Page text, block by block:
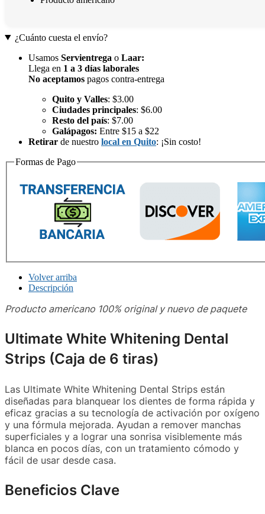
¿Cuánto cuesta el envío?
Usamos Servientrega o Laar:
Llega en 1 a 3 días laborales
No aceptamos pagos contra-entrega
Quito y Valles: $3.00
Ciudades principales: $6.00
Resto del país: $7.00
Galápagos: Entre $15 a $22
Retirar de nuestro local en Quito: ¡Sin costo!
Formas de Pago
Volver arriba
Descripción
Producto americano 100% original y nuevo de paquete
Ultimate White Whitening Dental
Strips (Caja de 6 tiras)
Las Ultimate White Whitening Dental Strips están
diseñadas para blanquear los dientes de forma rápida y
eficaz gracias a su tecnología de activación por oxígeno
y una fórmula mejorada. Ayudan a remover manchas
superficiales y a lograr una sonrisa visiblemente más
blanca en pocos días, con un tratamiento cómodo y
fácil de usar desde casa.
Beneficios Clave